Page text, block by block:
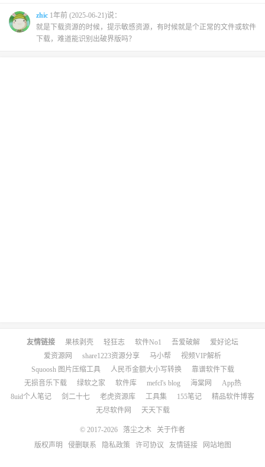
zhic 1年前 (2025-06-21)说：
就是下载资源的时候，提示敏感资源，有时候就是个正常的文件或软件
下载，难道能识别出破界版吗？
友情链接 果核剥壳 轻狂志 软件No1 吾爱破解
爱好论坛
爱资源网
share1223资源分享 马小帮
视频VIP解析
Squoosh 图片压缩工具
人民币金额大小写转换
靠谱软件下载
无损音乐下载
绿软之家 软件库 mefcl's blog 海棠网
App热
8uid个人笔记
剑二十七 老虎资源库 工具集 155笔记
精品软件博客
无尽软件网
天天下载
© 2017-2026 落尘之木
关于作者
版权声明
侵删联系 隐私政策 许可协议 友情链接 网站地图